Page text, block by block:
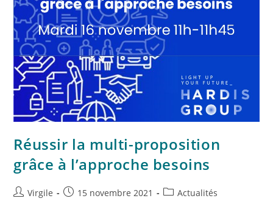
Réussir la multi-proposition
grâce à l’approche besoins
Virgile 15 novembre 2021 Actualités